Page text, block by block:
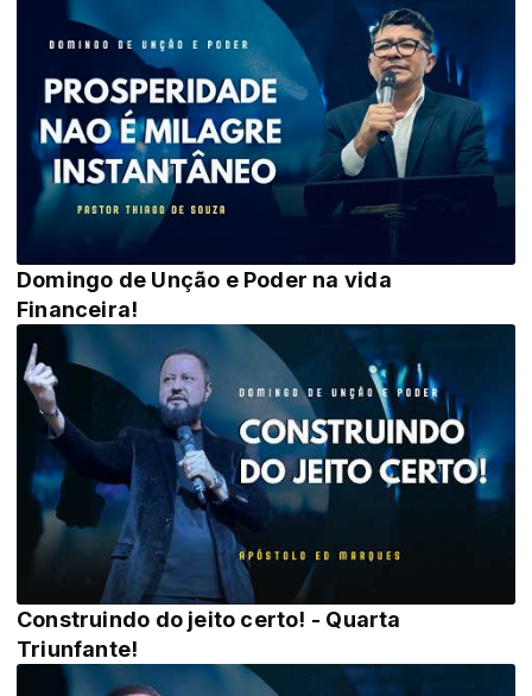
Domingo de Unção e Poder na vida
Financeira!
Construindo do jeito certo! - Quarta
Triunfante!